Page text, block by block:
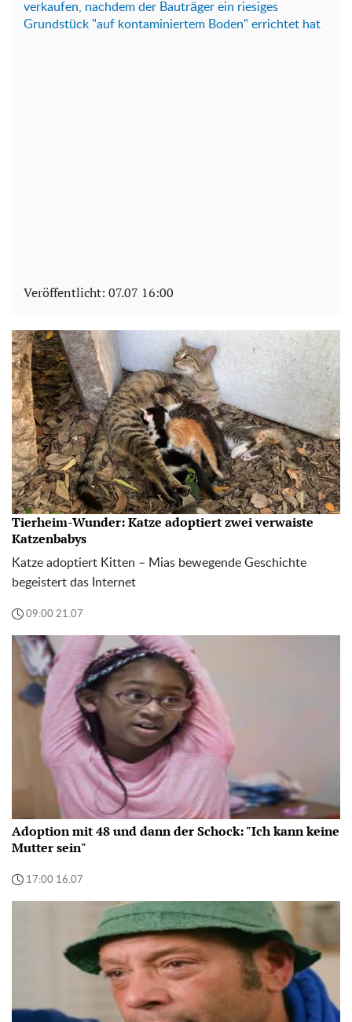
verkaufen, nachdem der Bauträger ein riesiges
Grundstück "auf kontaminiertem Boden" errichtet hat
Veröffentlicht: 07.07 16:00
Tierheim-Wunder: Katze adoptiert zwei verwaiste
Katzenbabys
Katze adoptiert Kitten – Mias bewegende Geschichte
begeistert das Internet
09:00 21.07
Adoption mit 48 und dann der Schock: "Ich kann keine
Mutter sein"
17:00 16.07